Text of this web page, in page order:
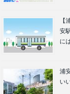
【
安
に
浦
い